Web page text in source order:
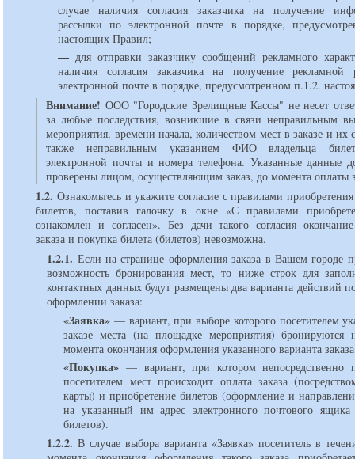
случае наличия согласия заказчика на получение
рассылки по электронной почте в порядке,
настоящих Правил;
— для отправки заказчику сообщений рекламного
наличия согласия заказчика на получение рекламной
электронной почте в порядке, предусмотренном п.1.2.
Внимание! ООО "Городские Зрелищные Кассы" не несет
за любые последствия, возникшие в связи неправильным
мероприятия, времени начала, количеством мест в заказе и их
также неправильным указанием ФИО владельца
электронной почты и номера телефона. Указанные данные
проверены лицом, осуществляющим заказ, до момента оплаты
1.2. Ознакомьтесь и укажите согласие с правилами
билетов, поставив галочку в окне «С правилами
ознакомлен и согласен». Без дачи такого согласия
заказа и покупка билета (билетов) невозможна.
1.2.1. Если на странице оформления заказа в Вашем городе
возможность бронирования мест, то ниже строк для
контактных данных будут размещены два варианта действий
оформлении заказа:
«Заявка»
вариант, при выборе которого посетителем
заказе места (на площадке мероприятия)
момента окончания оформления указанного варианта
«Покупка»
вариант, при котором непосредственно
посетителем мест происходит оплата заказа
карты) и приобретение билетов (оформление и
на указанный им адрес электронного почтового ящика
билетов).
1.2.2. В случае выбора варианта «Заявка» посетитель в